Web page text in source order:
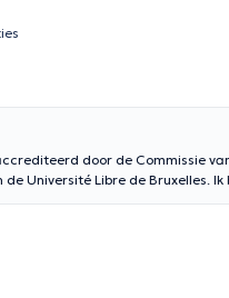
door de Commissie
Université Libre de Bruxelles. Ik